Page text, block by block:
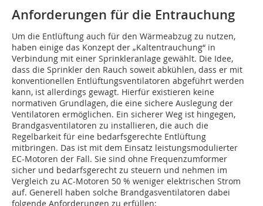
Anforderungen für die Entrauchung
Um die Entlüftung auch für den Wärmeabzug zu nutzen,
haben einige das Konzept der „Kaltentrauchung“ in
Verbindung mit einer Sprinkleranlage gewählt. Die Idee,
dass die Sprinkler den Rauch soweit abkühlen, dass er mit
konventionellen Entlüftungsventilatoren abgeführt werden
kann, ist allerdings gewagt. Hierfür existieren keine
normativen Grundlagen, die eine sichere Auslegung der
Ventilatoren ermöglichen. Ein sicherer Weg ist hingegen,
Brandgasventilatoren zu installieren, die auch die
Regelbarkeit für eine bedarfsgerechte Entlüftung
mitbringen. Das ist mit dem Einsatz leistungsmodulierter
EC-Motoren der Fall. Sie sind ohne Frequenzumformer
sicher und bedarfsgerecht zu steuern und nehmen im
Vergleich zu AC-Motoren 50 % weniger elektrischen Strom
auf. Generell haben solche Brandgasventilatoren dabei
folgende Anforderungen zu erfüllen: